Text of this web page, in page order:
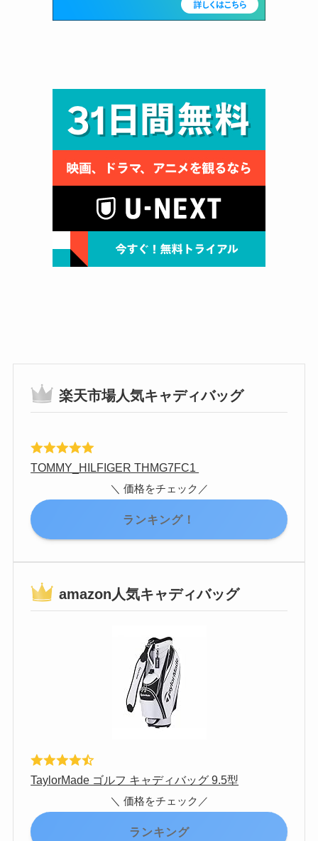
楽天市場人気キャディバッグ
TOMMY_HILFIGER THMG7FC1
＼ 価格をチェック／
ランキング！
amazon人気キャディバッグ
TaylorMade ゴルフ キャディバッグ 9.5型
＼ 価格をチェック／
ランキング